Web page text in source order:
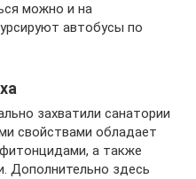
можно и на
автобусы по
захватили санатории
свойствами обладает
а также
Дополнительно здесь